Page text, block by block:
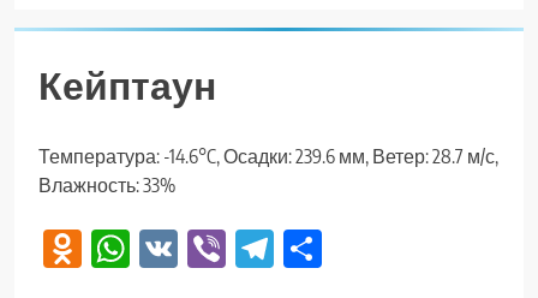
Кейптаун
Температура: -14.6°C, Осадки: 239.6 мм, Ветер: 28.7 м/с,
Влажность: 33%
Odnoklassniki
WhatsApp
VK ViberTelegram